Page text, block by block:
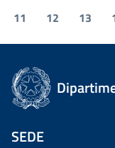
11
12 13
SEDE